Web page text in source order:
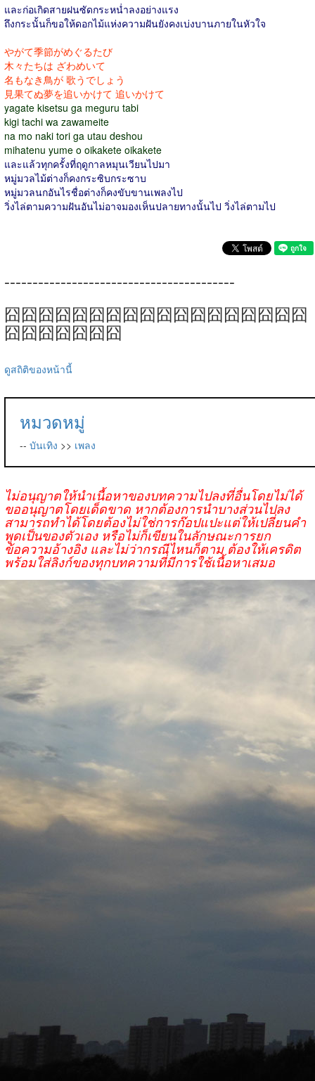
และก่อเกิดสายฝนซัดกระหน่ำลงอย่างแรง
ถึงกระนั้นก็ขอให้ดอกไม้แห่งความฝันยังคงเบ่งบานภายในหัวใจ
やがて季節がめぐるたび
木々たちは ざわめいて
名もなき鳥が 歌うでしょう
見果てぬ夢を追いかけて 追いかけて
yagate kisetsu ga meguru tabi
kigi tachi wa zawameite
na mo naki tori ga utau deshou
mihatenu yume o oikakete oikakete
และแล้วทุกครั้งที่ฤดูกาลหมุนเวียนไปมา
หมู่มวลไม้ต่างก็คงกระซิบกระซาบ
หมู่มวลนกอันไรชื่อต่างก็คงขับขานเพลงไป
วิ่งไล่ตามความฝันอันไม่อาจมองเห็นปลายทางนั้นไป วิ่งไล่ตามไป
-----------------------------------------
囧囧囧囧囧囧囧囧囧囧囧囧囧囧囧囧囧囧
囧囧囧囧囧囧囧
ดูสถิติของหน้านี้
หมวดหมู่
-- บันเทิง >> เพลง
ไม่อนุญาตให้นำเนื้อหาของบทความไปลงที่อื่นโดยไม่ได้
ขออนุญาตโดยเด็ดขาด หากต้องการนำบางส่วนไปลง
สามารถทำได้โดยต้องไม่ใช่การก๊อปแปะแต่ให้เปลี่ยนคำ
พูดเป็นของตัวเอง หรือไม่ก็เขียนในลักษณะการยก
ข้อความอ้างอิง และไม่ว่ากรณีไหนก็ตาม ต้องให้เครดิต
พร้อมใส่ลิงก์ของทุกบทความที่มีการใช้เนื้อหาเสมอ